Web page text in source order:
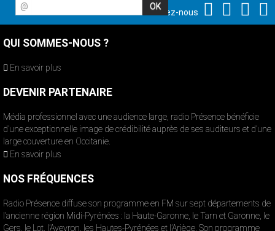
@
Suivez-nous
QUI SOMMES-NOUS ?
En savoir plus
DEVENIR PARTENAIRE
Média professionnel avec une audience large, radio Présence bénéficie
d’une exceptionnelle image de crédibilité auprès de ses auditeurs et d’une
large couverture en Occitanie.
En savoir plus
NOS FRÉQUENCES
Radio Présence diffuse son programme en FM sur sept départements de
l’ancienne région Midi-Pyrénées : la Haute-Garonne, le Tarn et Garonne, le
Gers, le Lot, l’Aveyron, les Hautes-Pyrénées et l’Ariège. Son programme